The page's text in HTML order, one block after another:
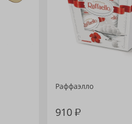
Раффаэлло
910₽